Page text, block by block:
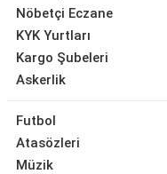
Nöbetçi Eczane
KYK Yurtları
Kargo Şubeleri
Askerlik
Futbol
Atasözleri
Müzik